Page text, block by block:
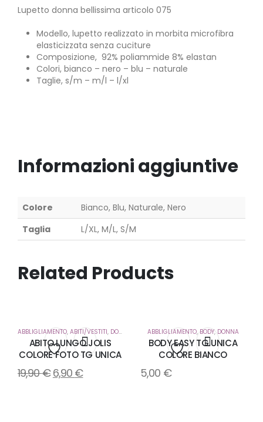
Lupetto donna bellissima articolo 075
Modello, lupetto realizzato in morbita microfibra
elasticizzata senza cuciture
Composizione, 92% poliammide 8% elastan
Colori, bianco – nero – blu – naturale
Taglie, s/m – m/l – l/xl
Informazioni aggiuntive
Colore
Bianco, Blu, Naturale, Nero
Taglia
L/XL, M/L, S/M
Related Products
Aggiungi
ABBLIGLIAMENTO, ABITI/VESTITI, DONNA
ABITO LUNGO JOLIS
COLORE FOTO TG UNICA
19,90€ 6,90 €
Aggiungi
ABBLIGLIAMENTO, BODY, DONNA
BODY EASY TG UNICA
COLORE BIANCO
5,00 €